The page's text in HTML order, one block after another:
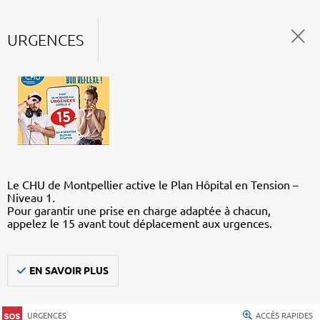
URGENCES
Le CHU de Montpellier active le Plan Hôpital en Tension –
Niveau 1.
Pour garantir une prise en charge adaptée à chacun,
appelez le 15 avant tout déplacement aux urgences.
EN SAVOIR PLUS
URGENCES ACCÈS RAPIDES